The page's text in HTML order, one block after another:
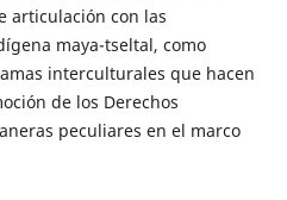
articulación con las
maya-tseltal, como
interculturales que hacen
de los Derechos
peculiares en el marco